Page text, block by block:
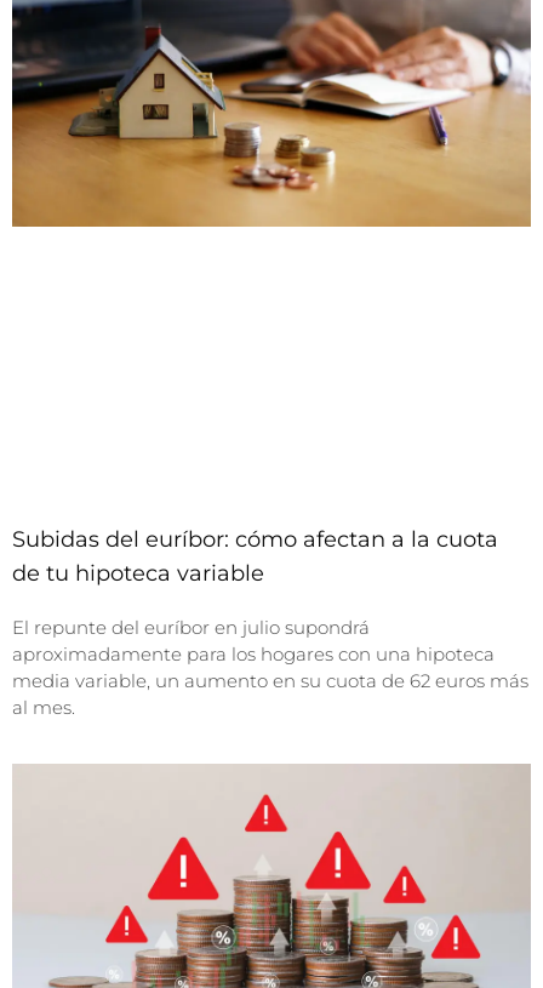
Subidas del euríbor: cómo afectan a la cuota
de tu hipoteca variable
El repunte del euríbor en julio supondrá
aproximadamente para los hogares con una hipoteca
media variable, un aumento en su cuota de 62 euros más
al mes.